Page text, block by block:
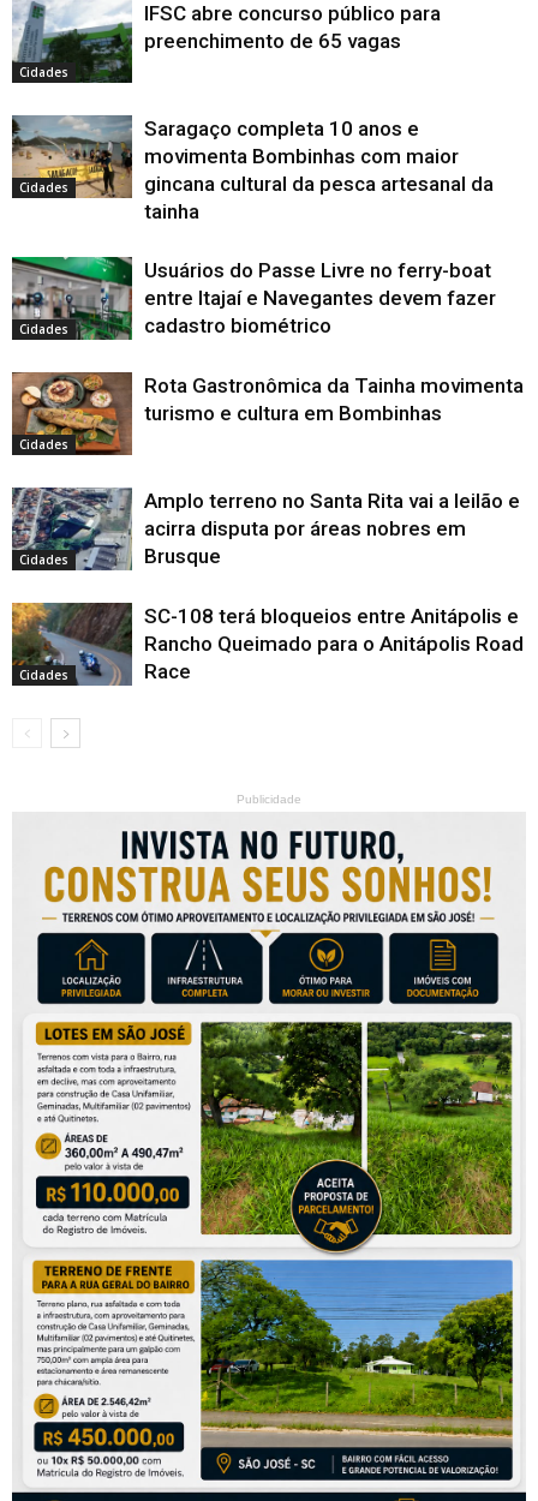
Cidades
IFSC abre concurso público para
preenchimento de 65 vagas
Cidades
Saragaço completa 10 anos e
movimenta Bombinhas com maior
gincana cultural da pesca artesanal da
tainha
Cidades
Usuários do Passe Livre no ferry-boat
entre Itajaí e Navegantes devem fazer
cadastro biométrico
Cidades
Rota Gastronômica da Tainha movimenta
turismo e cultura em Bombinhas
Cidades
Amplo terreno no Santa Rita vai a leilão e
acirra disputa por áreas nobres em
Brusque
Cidades
SC-108 terá bloqueios entre Anitápolis e
Rancho Queimado para o Anitápolis Road
Race
Publicidade